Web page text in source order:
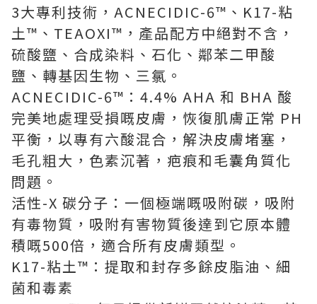
3大專利技術，ACNECIDIC-6™、K17-粘
土™、TEAOXI™，產品配方中絕對不含，
硫酸鹽、合成染料、石化、鄰苯二甲酸
鹽、轉基因生物、三氯。
ACNECIDIC-6™：4.4% AHA 和 BHA 酸
完美地處理受損嘅皮膚，恢復肌膚正常 PH
平衡，以專有六酸混合，解決皮膚堵塞，
毛孔粗大，色素沉著，疤痕和毛囊角質化
問題。
活性-X 碳分子：一個極端嘅吸附碳，吸附
有毒物質，吸附有害物質後達到它原本體
積嘅500倍，適合所有皮膚類型。
K17-粘土™：提取和封存多餘皮脂油、細
菌和毒素